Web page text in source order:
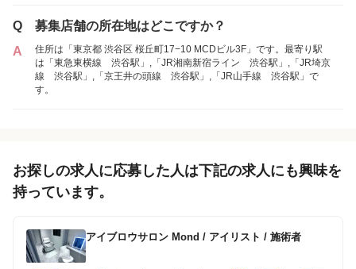
Le Cheriss.
Le Cheriss.
（東京都渋谷区:渋谷駅 徒歩 5分 ）
「アルバイト・パート」を募集している店舗
「業務委託」を募集している店舗
正社員
アルバイト・
業務委託
Q
募集店舗の所在地はどこですか？
A
住所は「東京都 渋谷区 桜丘町17−10 MCDビル3F」です。最寄り駅
は「東急東横線 渋谷駅」,「JR湘南新宿ライン 渋谷駅」,「JR埼京
線 渋谷駅」,「京王井の頭線 渋谷駅」,「JR山手線 渋谷駅」で
す。
お探しの求人に応募した人は下記の求人にも興味を
持っています。
アイブロウサロン Mond / アイリスト / 施術者